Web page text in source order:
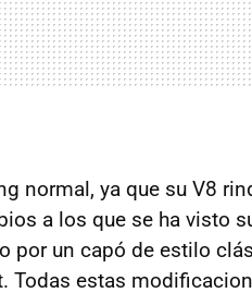
normal, ya que su V8
a los que se ha visto
por un capó de estilo
Todas estas